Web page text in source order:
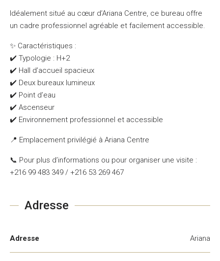
Idéalement situé au cœur d’Ariana Centre, ce bureau offre
un cadre professionnel agréable et facilement accessible.
✨ Caractéristiques :
✔️ Typologie : H+2
✔️ Hall d’accueil spacieux
✔️ Deux bureaux lumineux
✔️ Point d’eau
✔️ Ascenseur
✔️ Environnement professionnel et accessible
📍 Emplacement privilégié à Ariana Centre
📞 Pour plus d’informations ou pour organiser une visite :
+216 99 483 349 / +216 53 269 467
Adresse
Adresse Ariana